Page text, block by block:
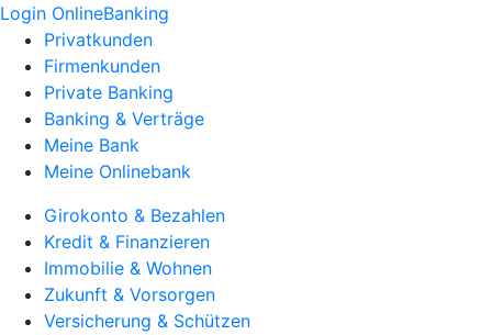
Login OnlineBanking
Privatkunden
Firmenkunden
Private Banking
Banking & Verträge
Meine Bank
Meine Onlinebank
Girokonto & Bezahlen
Kredit & Finanzieren
Immobilie & Wohnen
Zukunft & Vorsorgen
Versicherung & Schützen